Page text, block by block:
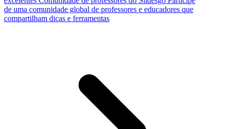
de uma comunidade global de professores e educadores que
compartilham dicas e ferramentas